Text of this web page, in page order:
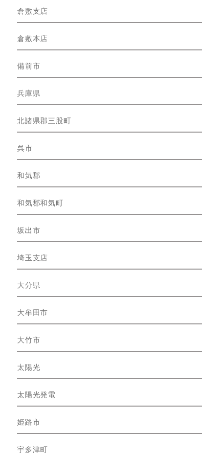
倉敷支店
倉敷本店
備前市
兵庫県
北諸県郡三股町
呉市
和気郡
和気郡和気町
坂出市
埼玉支店
大分県
大牟田市
大竹市
太陽光
太陽光発電
姫路市
宇多津町